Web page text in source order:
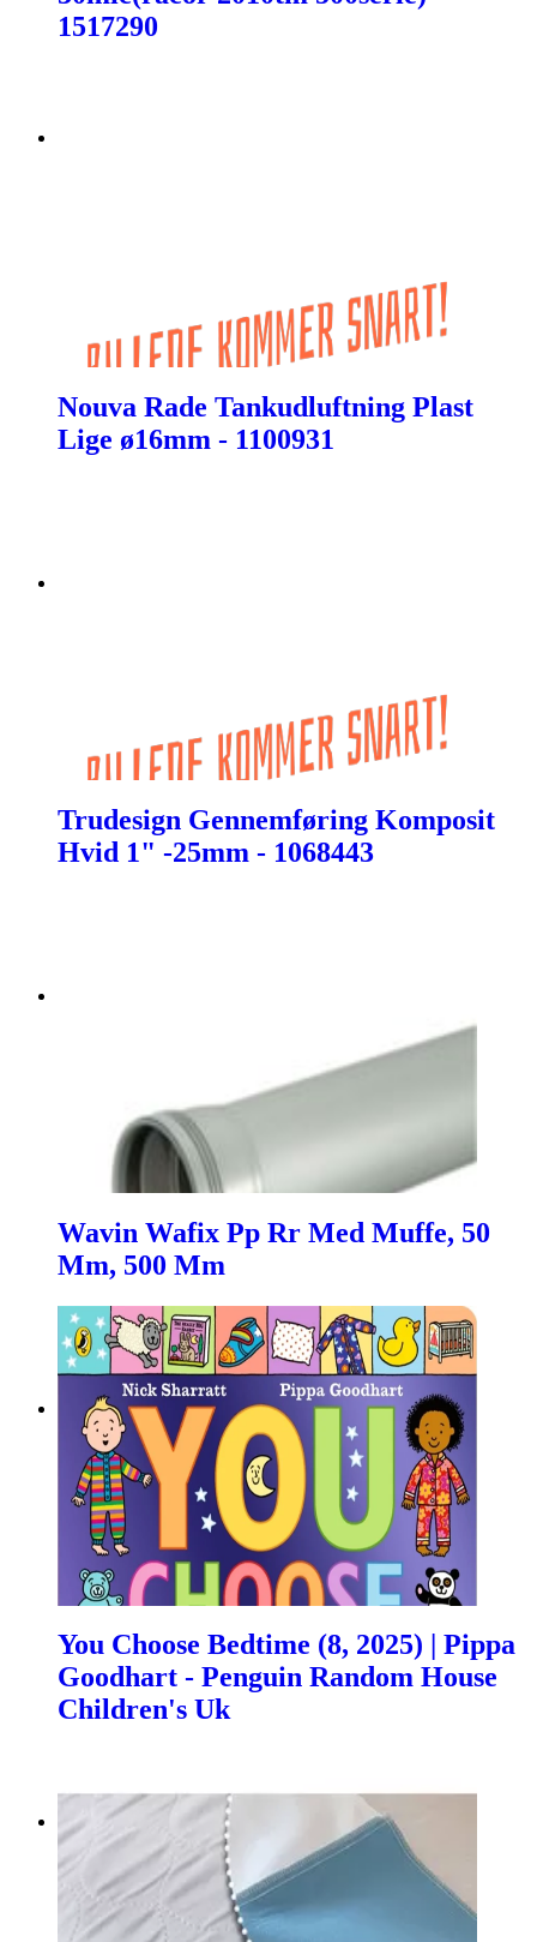
1517290
Nouva Rade Tankudluftning Plast
Lige ø16mm - 1100931
Trudesign Gennemføring Komposit
Hvid 1" -25mm - 1068443
Wavin Wafix Pp Rr Med Muffe, 50
Mm, 500 Mm
You Choose Bedtime (8, 2025) | Pippa
Goodhart - Penguin Random House
Children's Uk